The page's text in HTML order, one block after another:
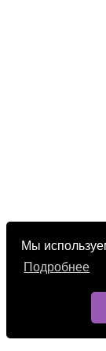
Мы
Подробнее